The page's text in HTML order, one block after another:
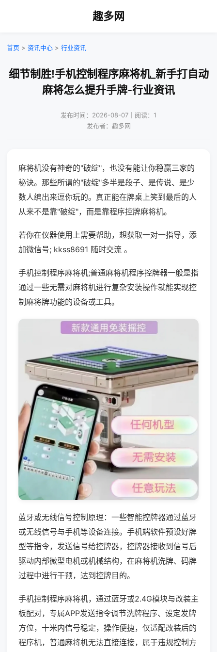
趣多网
首页 > 资讯中心 > 行业资讯
细节制胜!手机控制程序麻将机_新手打自动
麻将怎么提升手牌-行业资讯
发布时间：2026-08-07｜阅读：1
发布者：趣多网
麻将机没有神奇的"破绽"，也没有能让你稳赢三家的
秘诀。那些所谓的"破绽"多半是段子、是传说、是少
数人编出来逗你玩的。真正能在牌桌上笑到最后的人
从来不是靠"破绽"，而是靠程序控牌麻将机。
若你在仪器使用上需要帮助，想获取一对一指导，添
加微信号; kkss8691 随时交流 。
手机控制程序麻将机;普通麻将机程序控牌器一般是指
通过一些无需对麻将机进行复杂安装操作就能实现控
制麻将牌功能的设备或工具。
蓝牙或无线信号控制原理：一些智能控牌器通过蓝牙
或无线信号与手机等设备连接。手机端软件预设好牌
型等指令，发送信号给控牌器，控牌器接收到信号后
驱动内部微型电机或机械结构，在麻将机洗牌、码牌
过程中进行干预，达到控牌目的。
手机控制程序麻将机，通过蓝牙或2.4G模块与改装主
板配对，专属APP发送指令调节洗牌程序、设定发牌
方位，十米内信号稳定，操作便捷，仅适配改装后的
程序机，普通麻将机无法直接连接，属于违规控制方